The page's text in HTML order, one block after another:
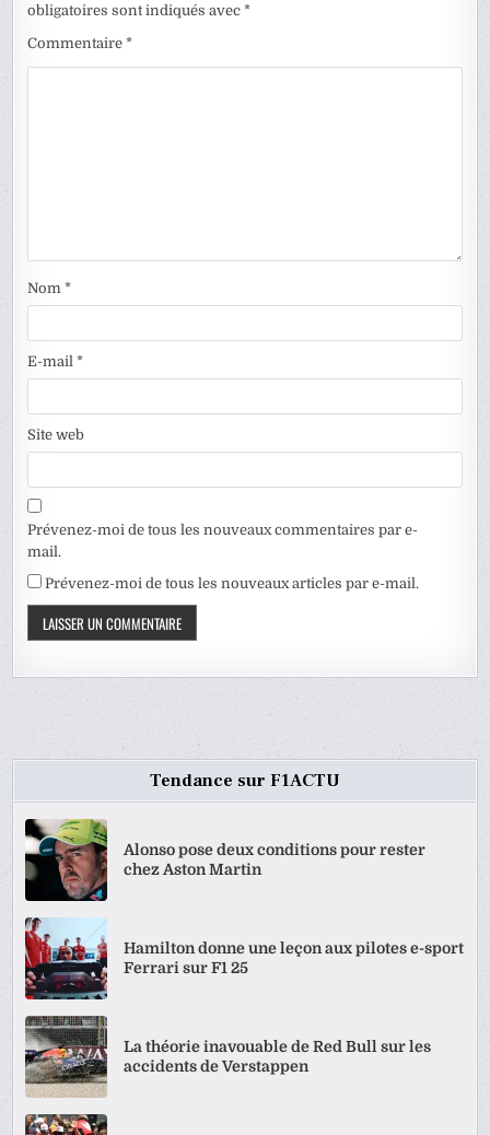
obligatoires sont indiqués avec*
Commentaire*
Nom*
E-mail*
Site web
Prévenez-moi de tous les nouveaux commentaires par e-
mail.
Prévenez-moi de tous les nouveaux articles par e-mail.
Tendance sur F1ACTU
Alonso pose deux conditions pour rester
chez Aston Martin
Hamilton donne une leçon aux pilotes e-sport
Ferrari sur F1 25
La théorie inavouable de Red Bull sur les
accidents de Verstappen